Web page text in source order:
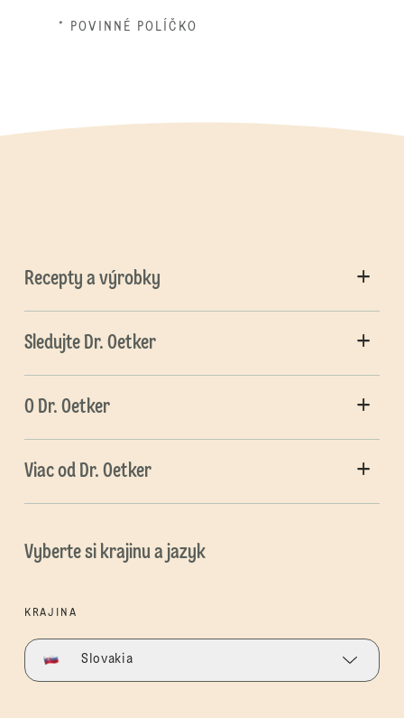
* POVINNÉ POLÍČKO
Recepty a výrobky
Sledujte Dr. Oetker
O Dr. Oetker
Viac od Dr. Oetker
Vyberte si krajinu a jazyk
KRAJINA
Slovakia